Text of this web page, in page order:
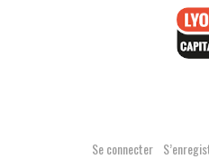
Se connecter